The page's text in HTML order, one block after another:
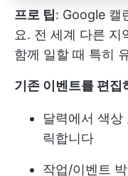
프로 팁: Google 캘
요. 전 세계 다른 지
함께 일할 때 특히
기존 이벤트를 편집
달력에서 색
릭합니다
작업/이벤트